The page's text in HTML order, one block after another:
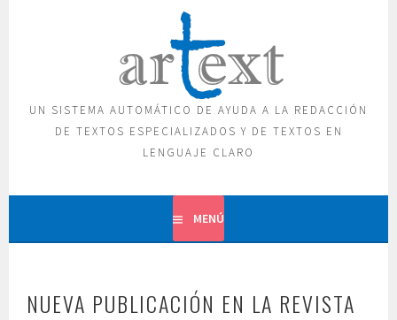
UN SISTEMA AUTOMÁTICO DE AYUDA A LA REDACCIÓN
DE TEXTOS ESPECIALIZADOS Y DE TEXTOS EN
LENGUAJE CLARO
MENÚ
NUEVA PUBLICACIÓN EN LA REVISTA